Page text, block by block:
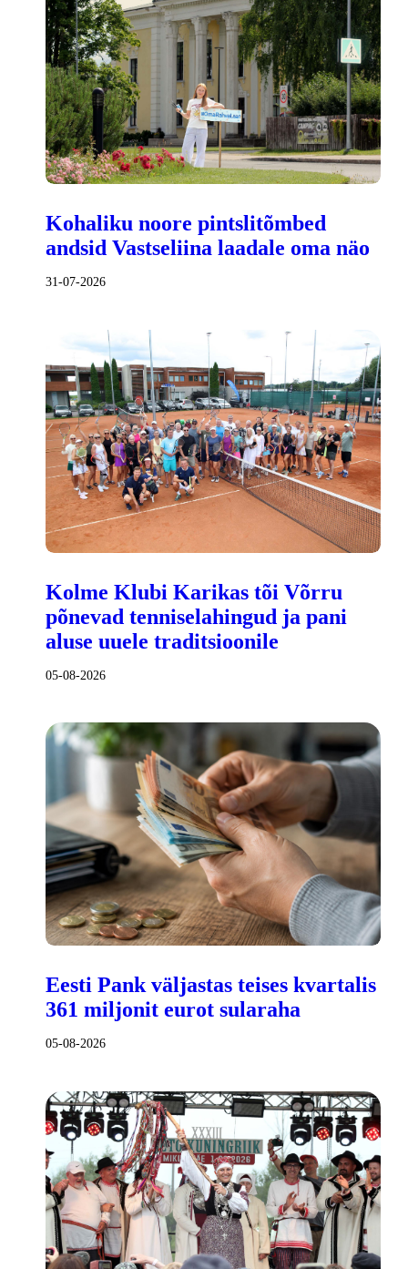
Kohaliku noore pintslitõmbed
andsid Vastseliina laadale oma näo
31-07-2026
Kolme Klubi Karikas tõi Võrru
põnevad tenniselahingud ja pani
aluse uuele traditsioonile
05-08-2026
Eesti Pank väljastas teises kvartalis
361 miljonit eurot sularaha
05-08-2026